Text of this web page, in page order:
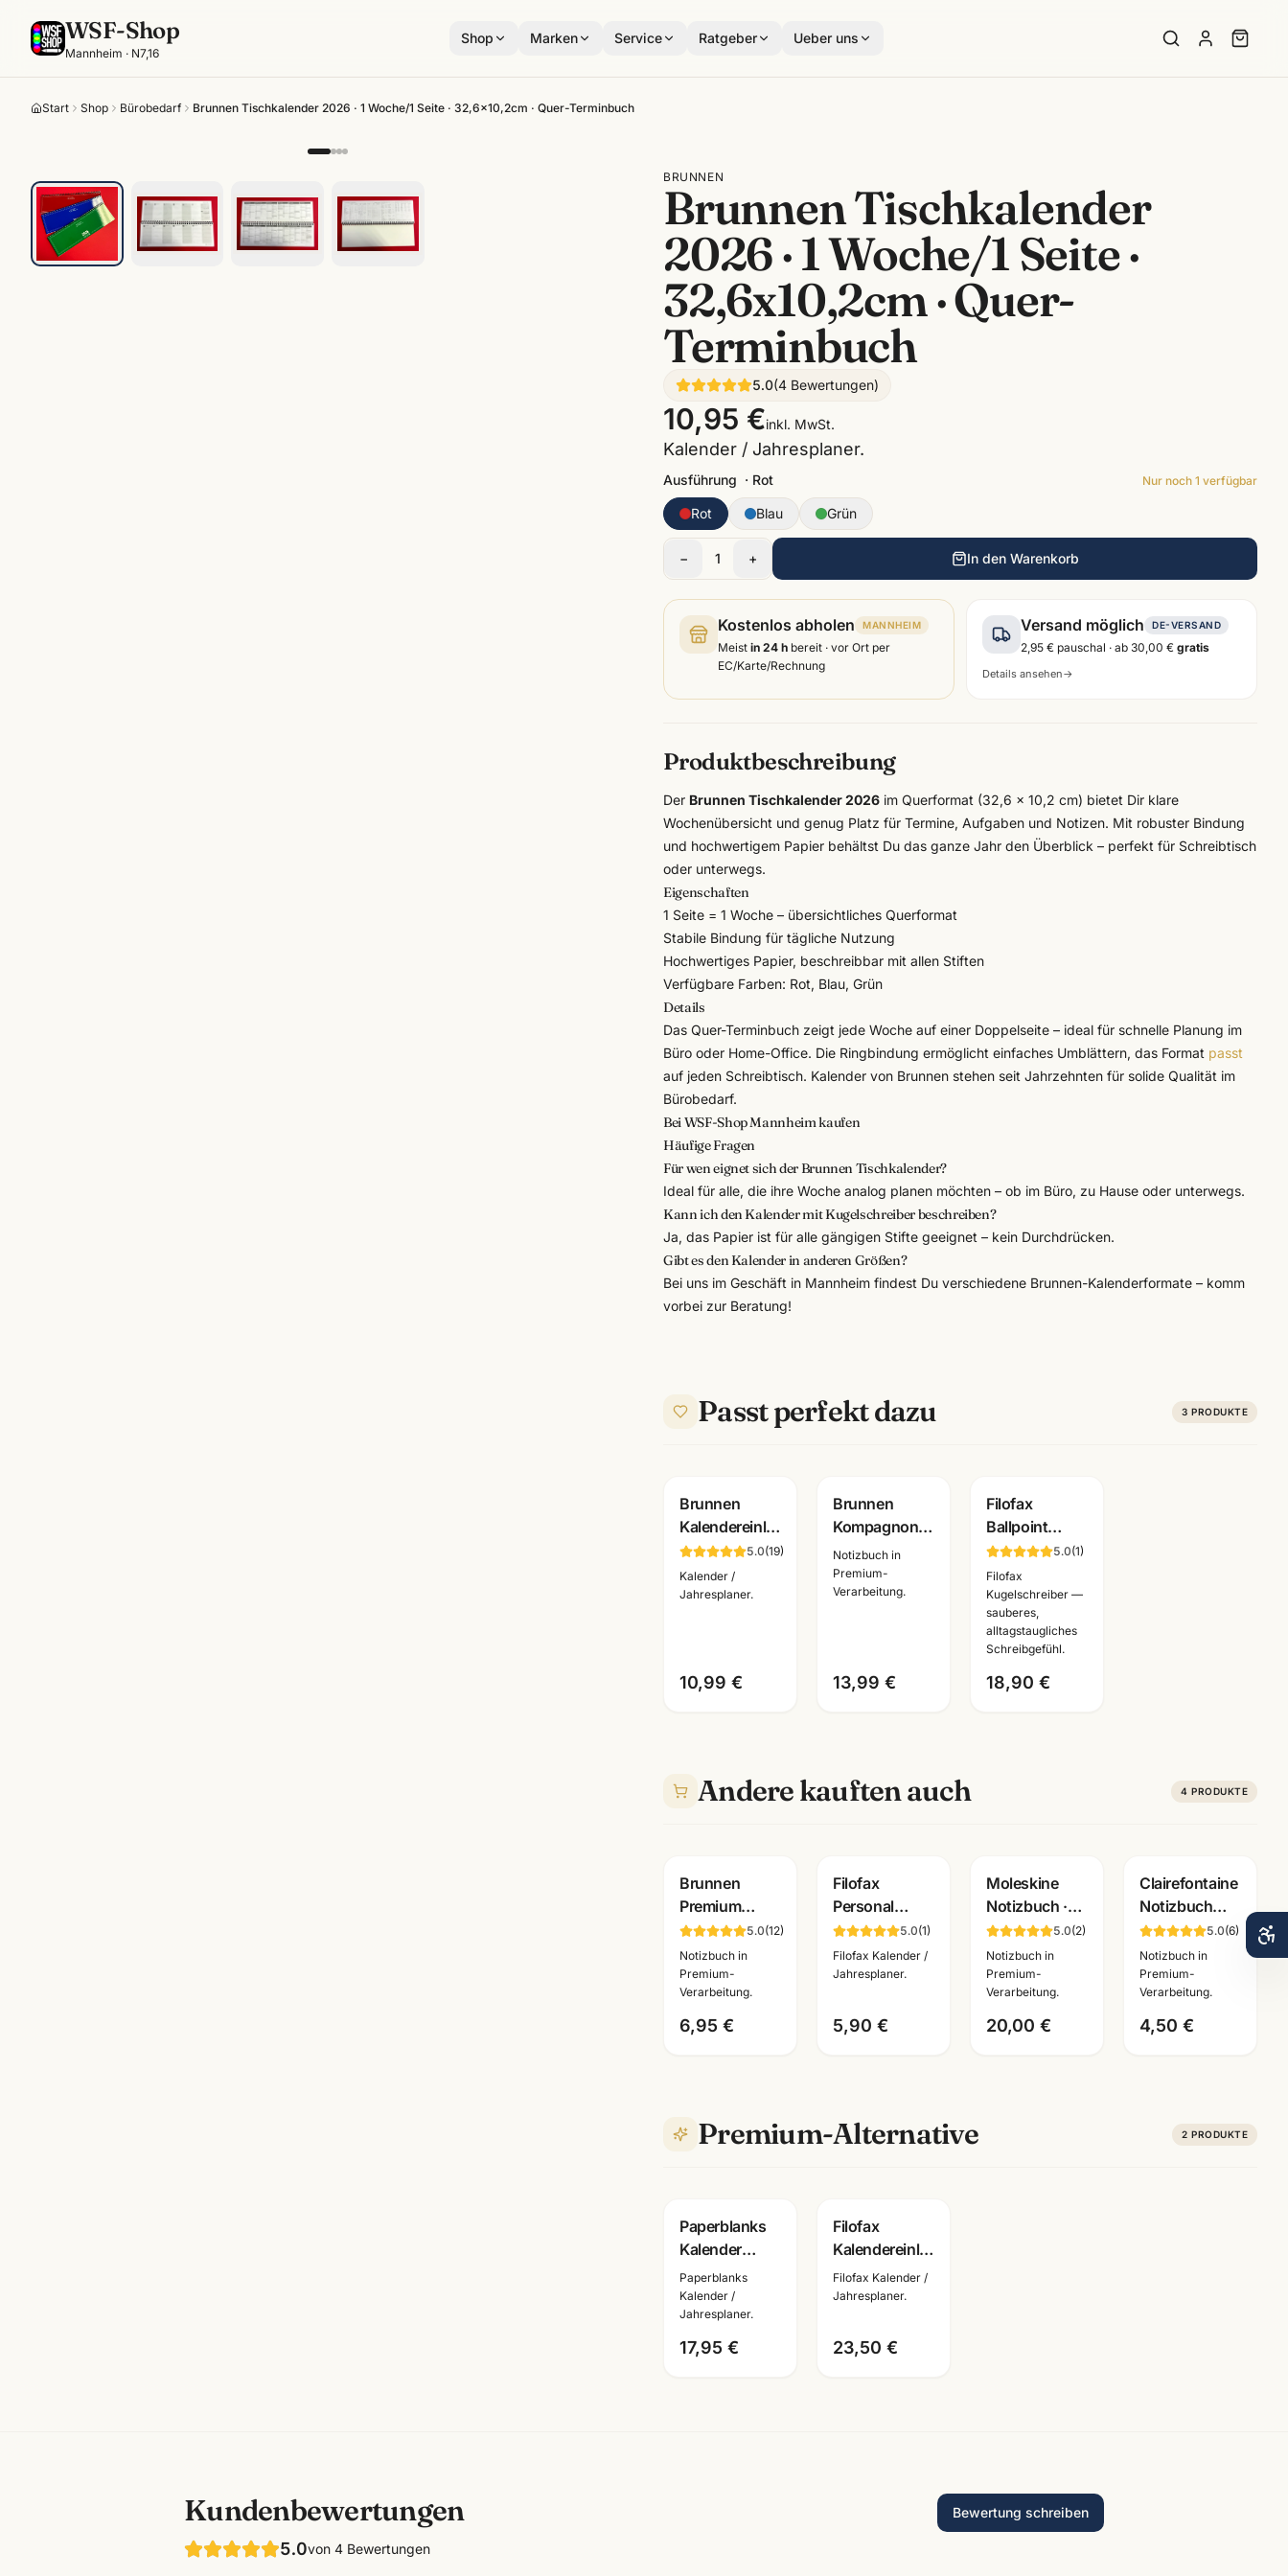
WSF-Shop
Mannheim · N7,16
Shop Marken Service Ratgeber Ueber uns
Start Shop Bürobedarf Brunnen Tischkalender 2026 · 1 Woche/1 Seite · 32,6x10,2cm · Quer-Terminbuch
BRUNNEN
Brunnen Tischkalender
2026 · 1 Woche/1 Seite ·
32,6x10,2cm · Quer-
Terminbuch
5.0(4 Bewertungen)
10,95 €inkl. MwSt.
Kalender / Jahresplaner.
Ausführung · Rot Nur noch 1 verfügbar
Rot Blau Grün
− 1 + In den Warenkorb
Kostenlos abholen MANNHEIM
Meist in 24 h bereit · vor Ort per
EC/Karte/Rechnung
Versand möglich DE-VERSAND
2,95 € pauschal · ab 30,00 € gratis
Details ansehen→
Produktbeschreibung
Der Brunnen Tischkalender 2026 im Querformat (32,6 × 10,2 cm) bietet Dir klare
Wochenübersicht und genug Platz für Termine, Aufgaben und Notizen. Mit robuster Bindung
und hochwertigem Papier behältst Du das ganze Jahr den Überblick – perfekt für Schreibtisch
oder unterwegs.
Eigenschaften
1 Seite = 1 Woche – übersichtliches Querformat
Stabile Bindung für tägliche Nutzung
Hochwertiges Papier, beschreibbar mit allen Stiften
Verfügbare Farben: Rot, Blau, Grün
Details
Das Quer-Terminbuch zeigt jede Woche auf einer Doppelseite – ideal für schnelle Planung im
Büro oder Home-Office. Die Ringbindung ermöglicht einfaches Umblättern, das Format passt
auf jeden Schreibtisch. Kalender von Brunnen stehen seit Jahrzehnten für solide Qualität im
Bürobedarf.
Bei WSF-Shop Mannheim kaufen
Häufige Fragen
Für wen eignet sich der Brunnen Tischkalender?
Ideal für alle, die ihre Woche analog planen möchten – ob im Büro, zu Hause oder unterwegs.
Kann ich den Kalender mit Kugelschreiber beschreiben?
Ja, das Papier ist für alle gängigen Stifte geeignet – kein Durchdrücken.
Gibt es den Kalender in anderen Größen?
Bei uns im Geschäft in Mannheim findest Du verschiedene Brunnen-Kalenderformate – komm
vorbei zur Beratung!
Passt perfekt dazu 3 PRODUKTE
Brunnen
Kalendereinlage
2026 · 1
Woche/2
Seiten oder 1
5.0(19)
Kalender /
Jahresplaner.
10,99 €
Brunnen
Kompagnon
Notizbuch
Hardcover ·
A6/A5/A4 ·
Notizbuch in
Premium-
Verarbeitung.
13,99 €
Filofax
Ballpoint
Kugelschreiber
·
verschiedene
Motive ·
Schreibgeräte
5.0(1)
Filofax
Kugelschreiber —
sauberes,
alltagstaugliches
Schreibgefühl.
18,90 €
Andere kauften auch 4 PRODUKTE
Brunnen
Premium
Notizbuch
Kladde ·
braun/schwarz
· A6/A5/A4
wählbar ·
5.0(12)
Notizbuch in
Premium-
Verarbeitung.
6,95 €
Filofax
Personal
Jahresplaner
2026 deutsch
·
26-68445 ·
5.0(1)
Filofax Kalender /
Jahresplaner.
5,90 €
Moleskine
Notizbuch ·
Hardcover +
Softcover ·
Pocket/Large/XL
· Premium-
Qualität
5.0(2)
Notizbuch in
Premium-
Verarbeitung.
20,00 €
Clairefontaine
Notizbuch
braun/schwarz
· A6/A5 ·
Premium
Bürobedarf
Mannheim
5.0(6)
Notizbuch in
Premium-
Verarbeitung.
4,50 €
Premium-Alternative 2 PRODUKTE
Paperblanks
Kalender
2026 ·
Mini/Midi/Ultra
· Hardcover +
Softcover ·
Paperblanks
Kalender /
Jahresplaner.
17,95 €
Filofax
Kalendereinlage
A5 2026 · 1
Woche/2
deutsch · Art.
Filofax Kalender /
Jahresplaner.
23,50 €
Kundenbewertungen
5.0von 4 Bewertungen
Bewertung schreiben